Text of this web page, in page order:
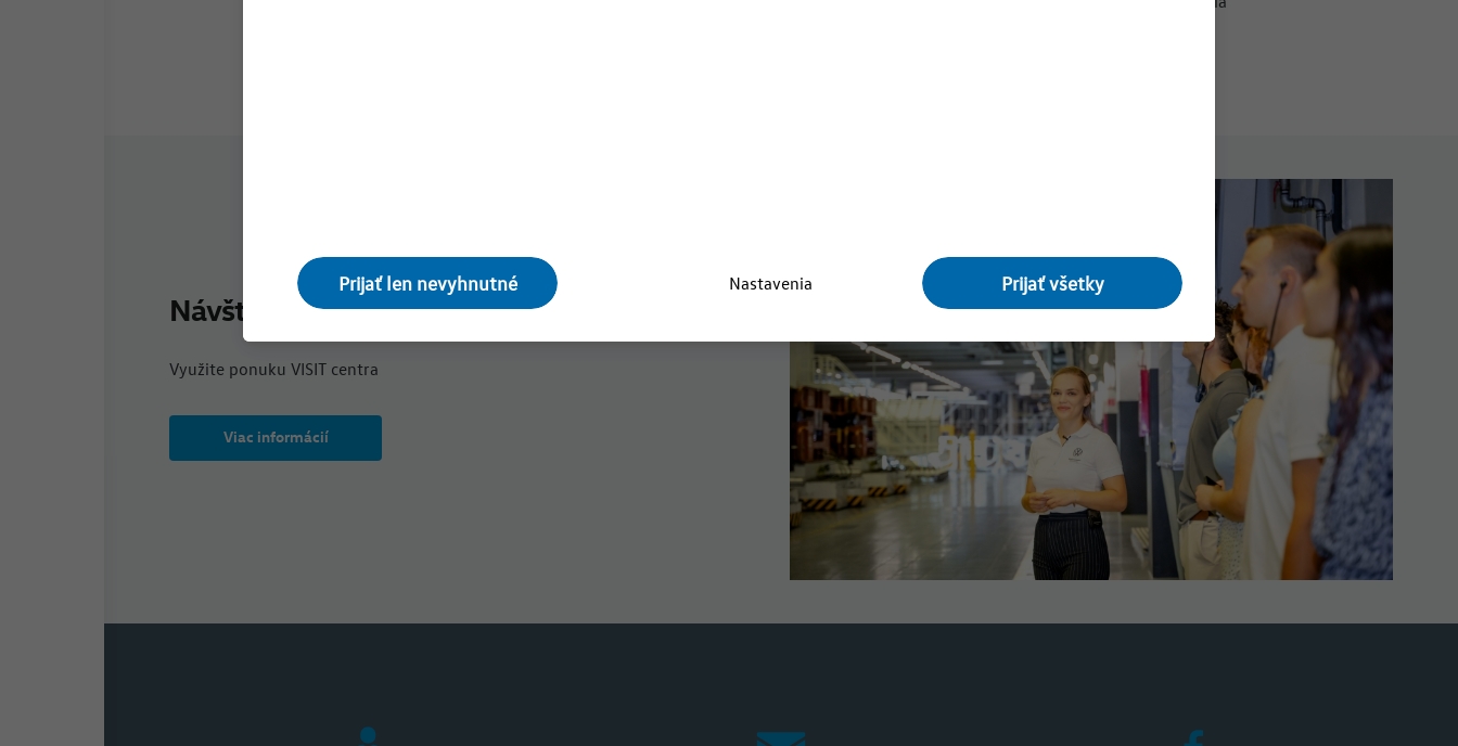
Prijať len nevyhnutné Nastavenia Prijať všetky
Návštevnícke služby
Využite ponuku VISIT centra
Viac informácií